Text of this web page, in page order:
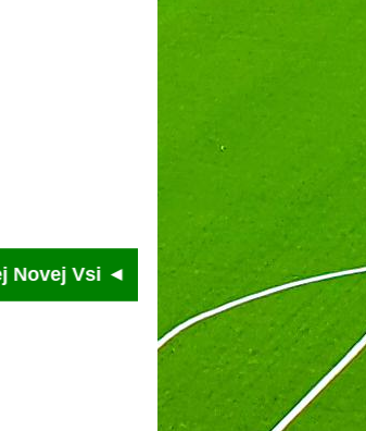
Vsi ◄